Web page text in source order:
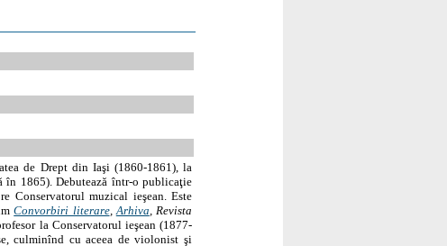
de Drept din Iaşi (1860-1861), la
în 1865). Debutează într-o publicaţie
Conservatorul muzical ieşean. Este
Convorbiri literare,Arhiva, Revista
la Conservatorul ieşean (1877-
culminînd cu aceea de violonist şi